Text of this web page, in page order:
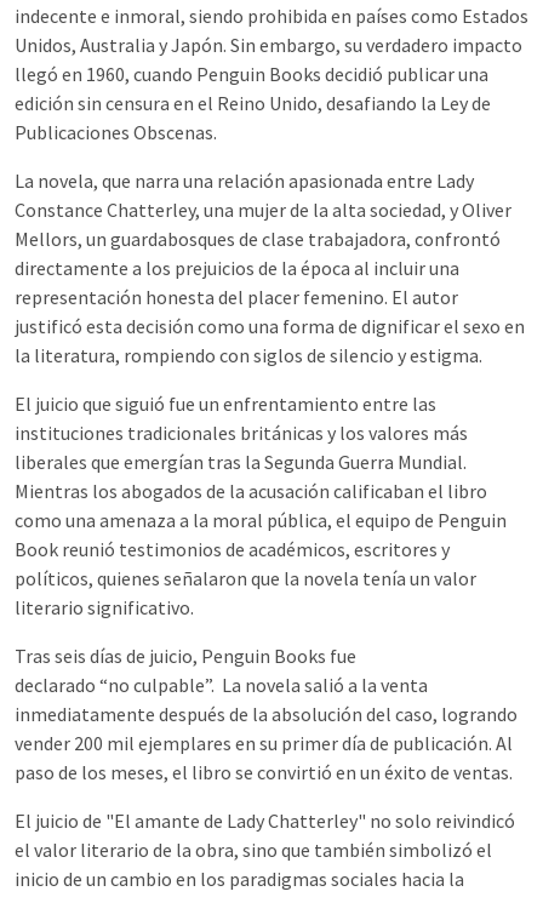
indecente e inmoral, siendo prohibida en países como Estados
Unidos, Australia y Japón. Sin embargo, su verdadero impacto
llegó en 1960, cuando Penguin Books decidió publicar una
edición sin censura en el Reino Unido, desafiando la Ley de
Publicaciones Obscenas.
La novela, que narra una relación apasionada entre Lady
Constance Chatterley, una mujer de la alta sociedad, y Oliver
Mellors, un guardabosques de clase trabajadora, confrontó
directamente a los prejuicios de la época al incluir una
representación honesta del placer femenino. El autor
justificó esta decisión como una forma de dignificar el sexo en
la literatura, rompiendo con siglos de silencio y estigma.
El juicio que siguió fue un enfrentamiento entre las
instituciones tradicionales británicas y los valores más
liberales que emergían tras la Segunda Guerra Mundial.
Mientras los abogados de la acusación calificaban el libro
como una amenaza a la moral pública, el equipo de Penguin
Book reunió testimonios de académicos, escritores y
políticos, quienes señalaron que la novela tenía un valor
literario significativo.
Tras seis días de juicio, Penguin Books fue
declarado “no culpable”. La novela salió a la venta
inmediatamente después de la absolución del caso, logrando
vender 200 mil ejemplares en su primer día de publicación. Al
paso de los meses, el libro se convirtió en un éxito de ventas.
El juicio de "El amante de Lady Chatterley" no solo reivindicó
el valor literario de la obra, sino que también simbolizó el
inicio de un cambio en los paradigmas sociales hacia la